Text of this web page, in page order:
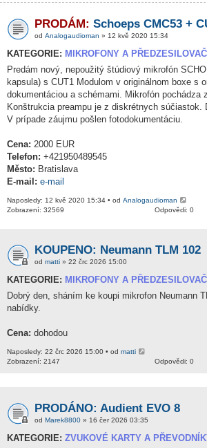
PRODÁM: Schoeps CMC53 +
od Analogaudioman » 12 kvě 2020 15:34
KATEGORIE: MIKROFONY A
Predám nový, nepoužitý štúdiový mikrofón
kapsula) s CUT1 Modulom v originálnom boxe s
dokumentáciou a schémami. Mikrofón pochádza
Konštrukcia preampu je z diskrétnych súčiastok.
V prípade záujmu pošlen fotodokumentáciu.
Cena: 2000 EUR
Telefon: +421950489545
Město: Bratislava
E-mail: e-mail
Naposledy: 12 kvě 2020 15:34 • od Analogaudioman
Odpovědi: 0
Zobrazení: 32569
KOUPENO: Neumann TLM 102
od matti » 22 črc 2026 15:00
KATEGORIE: MIKROFONY A
Dobrý den, sháním ke koupi mikrofon Neumann
nabídky.
Cena: dohodou
Naposledy: 22 črc 2026 15:00 • od matti
Odpovědi: 0
Zobrazení: 2147
PRODÁNO: Audient EVO 8
od Marek8800 » 16 čer 2026 03:35
KATEGORIE: ZVUKOVÉ KARTY A